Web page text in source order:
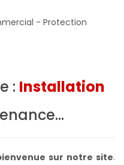
- Protection
: Installation
sur notre site.